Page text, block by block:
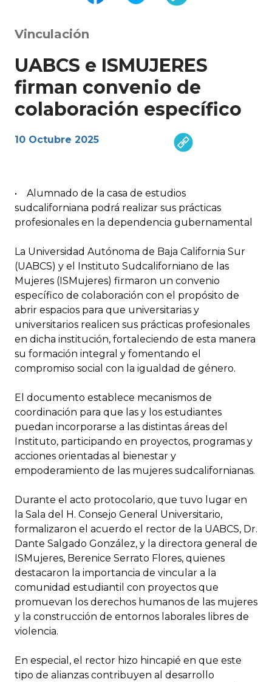
Vinculación
UABCS e ISMUJERES
firman convenio de
colaboración específico
10 Octubre 2025
• Alumnado de la casa de estudios
sudcaliforniana podrá realizar sus prácticas
profesionales en la dependencia gubernamental
La Universidad Autónoma de Baja California Sur
(UABCS) y el Instituto Sudcaliforniano de las
Mujeres (ISMujeres) firmaron un convenio
específico de colaboración con el propósito de
abrir espacios para que universitarias y
universitarios realicen sus prácticas profesionales
en dicha institución, fortaleciendo de esta manera
su formación integral y fomentando el
compromiso social con la igualdad de género.
El documento establece mecanismos de
coordinación para que las y los estudiantes
puedan incorporarse a las distintas áreas del
Instituto, participando en proyectos, programas y
acciones orientadas al bienestar y
empoderamiento de las mujeres sudcalifornianas.
Durante el acto protocolario, que tuvo lugar en
la Sala del H. Consejo General Universitario,
formalizaron el acuerdo el rector de la UABCS, Dr.
Dante Salgado González, y la directora general de
ISMujeres, Berenice Serrato Flores, quienes
destacaron la importancia de vincular a la
comunidad estudiantil con proyectos que
promuevan los derechos humanos de las mujeres
y la construcción de entornos laborales libres de
violencia.
En especial, el rector hizo hincapié en que este
tipo de alianzas contribuyen al desarrollo